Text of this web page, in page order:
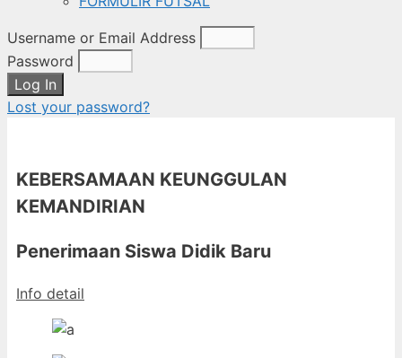
Username or Email Address
Password
Log In
Lost your password?
KEBERSAMAAN KEUNGGULAN
KEMANDIRIAN
Penerimaan Siswa Didik Baru
Info detail